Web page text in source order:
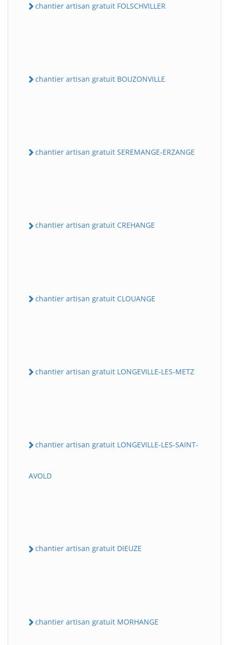
chantier artisan gratuit FOLSCHVILLER
chantier artisan gratuit BOUZONVILLE
chantier artisan gratuit SEREMANGE-ERZANGE
chantier artisan gratuit CREHANGE
chantier artisan gratuit CLOUANGE
chantier artisan gratuit LONGEVILLE-LES-METZ
chantier artisan gratuit LONGEVILLE-LES-SAINT-
AVOLD
chantier artisan gratuit DIEUZE
chantier artisan gratuit MORHANGE